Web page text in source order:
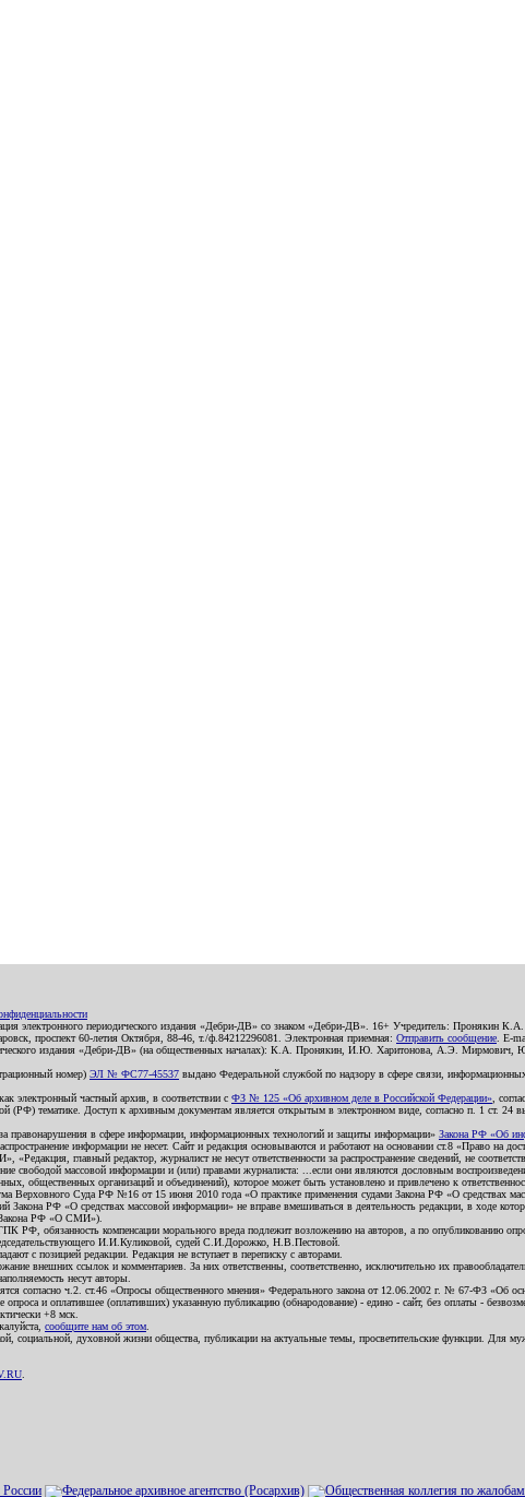
электронного периодического издания «Дебри-ДВ» со знаком «Дебри-ДВ». 16+ Учредитель: Пронякин
проспект 60-летия Октября, 88-46, т./ф.84212296081. Электронная приемная: Отправить сообщение . E-
издания «Дебри-ДВ» (на общественных началах): К.А. Пронякин, И.Ю. Харитонова, А.Э.
номер) ЭЛ № ФС77-45537 выдано Федеральной службой по надзору в сфере связи,
электронный частный архив, в соответствии с ФЗ № 125 «Об архивном деле в Российской Федерации» ,
(РФ) тематике. Доступ к архивным документам является открытым в электронном виде, согласно п. 1 ст. 24
правонарушения в сфере информации, информационных технологий и защиты информации» Закона РФ «Об
информации не несет. Сайт и редакция основываются и работают на основании ст.8 «Право на
главный редактор, журналист не несут ответственности за распространение сведений, не
свободой массовой информации и (или) правами журналиста: ...если они являются дословным
общественных организаций и объединений), которое может быть установлено и привлечено к
Верховного Суда РФ №16 от 15 июня 2010 года «О практике применения судами Закона РФ «О средствах
Закона РФ «О средствах массовой информации» не вправе вмешиваться в деятельность редакции, в ходе
Закона РФ «О СМИ»).
РФ, обязанность компенсации морального вреда подлежит возложению на авторов, а по опубликованию
И.И.Куликовой, судей С.И.Дорожко, Н.В.Пестовой.
с позицией редакции. Редакция не вступает в переписку с авторами.
внешних ссылок и комментариев. За них ответственны, соответственно, исключительно их
несут авторы.
согласно ч.2. ст.46 «Опросы общественного мнения» Федерального закона от 12.06.2002 г. № 67-ФЗ «Об
опроса и оплатившее (оплативших) указанную публикацию (обнародование) - едино - сайт, без оплаты -
+8 мск.
сообщите нам об этом
социальной, духовной жизни общества, публикации на актуальные темы, просветительские функции. Для